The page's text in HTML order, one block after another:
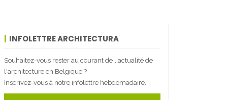
INFOLETTRE ARCHITECTURA
Souhaitez-vous rester au courant de l'actualité de
l'architecture en Belgique ?
Inscrivez-vous à notre infolettre hebdomadaire.